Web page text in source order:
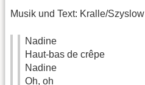
Musik und Text: Kralle/Szyslow
Nadine
Haut-bas de crêpe
Nadine
Oh, oh